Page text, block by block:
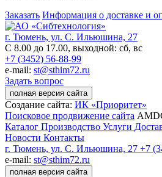
Заказать Информация о доставке и
г. Тюмень, ул. С. Ильюшина, 27
С 8.00 до 17.00, выходной: сб, вс
+7 (3452) 56-88-99
e-mail: st@sthim72.ru
Задать вопрос
полная версия сайта
Создание сайта: ИК «Приоритет»
Поисковое продвижение сайта
Каталог Производство Услуги
Новости Контакты
г. Тюмень, ул. С. Ильюшина, 27 +7
e-mail: st@sthim72.ru
полная версия сайта